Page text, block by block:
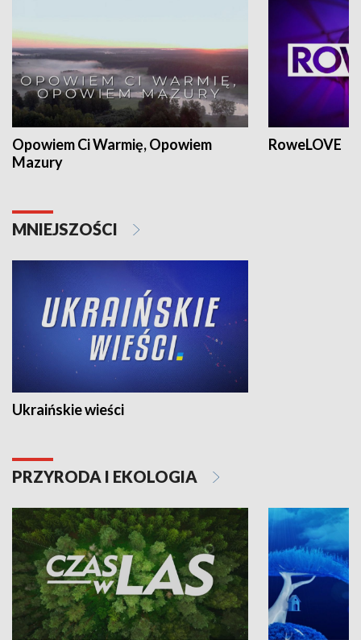
Opowiem Ci Warmię, Opowiem
Mazury
RoweLOVE
MNIEJSZOŚCI
Ukraińskie wieści
PRZYRODA I EKOLOGIA